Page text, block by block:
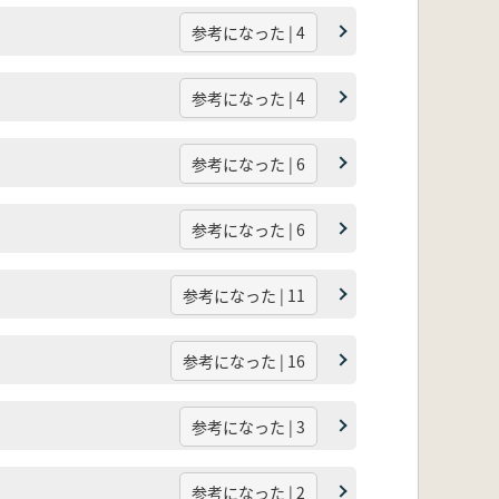
参考になった | 4
参考になった | 4
参考になった | 6
参考になった | 6
参考になった | 11
参考になった | 16
参考になった | 3
参考になった | 2